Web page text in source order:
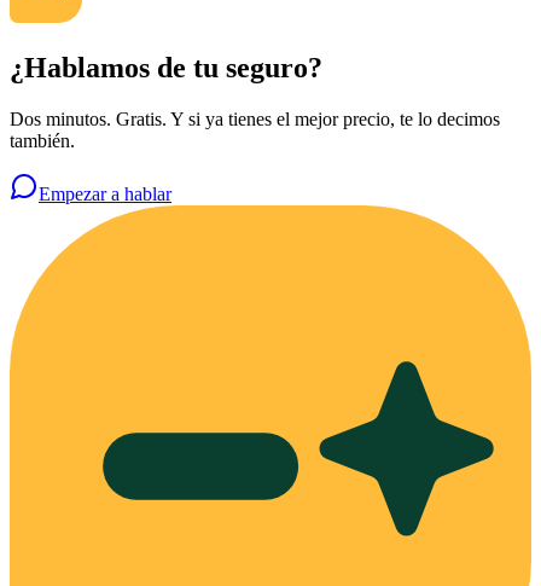
¿Hablamos de tu seguro?
Dos minutos. Gratis. Y si ya tienes el mejor precio, te lo decimos
también.
Empezar a hablar